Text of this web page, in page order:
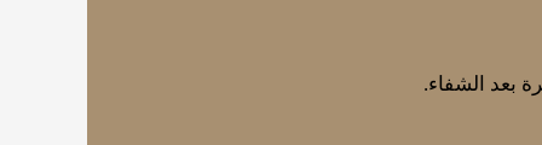
بعد الشفاء.